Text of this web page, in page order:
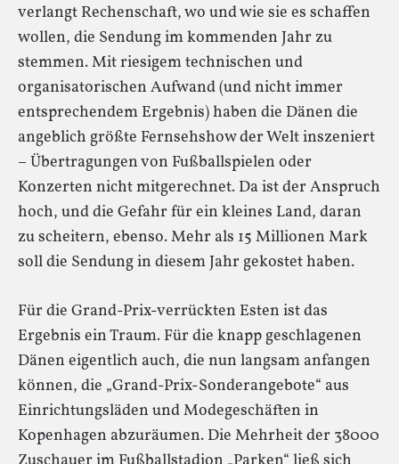
verlangt Rechenschaft, wo und wie sie es schaffen
wollen, die Sendung im kommenden Jahr zu
stemmen. Mit riesigem technischen und
organisatorischen Aufwand (und nicht immer
entsprechendem Ergebnis) haben die Dänen die
angeblich größte Fernsehshow der Welt inszeniert
– Übertragungen von Fußballspielen oder
Konzerten nicht mitgerechnet. Da ist der Anspruch
hoch, und die Gefahr für ein kleines Land, daran
zu scheitern, ebenso. Mehr als 15 Millionen Mark
soll die Sendung in diesem Jahr gekostet haben.
Für die Grand-Prix-verrückten Esten ist das
Ergebnis ein Traum. Für die knapp geschlagenen
Dänen eigentlich auch, die nun langsam anfangen
können, die „Grand-Prix-Sonderangebote“ aus
Einrichtungsläden und Modegeschäften in
Kopenhagen abzuräumen. Die Mehrheit der 38000